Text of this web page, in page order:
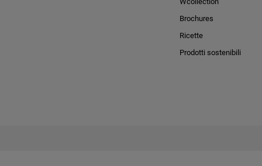
Brochures
Ricette
Prodotti sostenibili